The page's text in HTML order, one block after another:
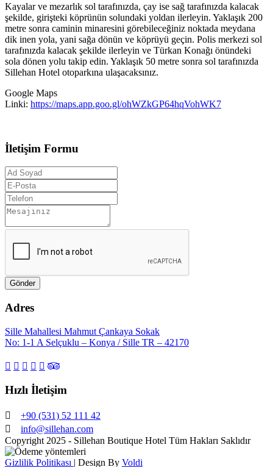
Kayalar ve mezarlık sol tarafınızda, çay ise sağ tarafınızda kalacak
şekilde, girişteki köprünün solundaki yoldan ilerleyin. Yaklaşık 200
metre sonra caminin minaresini görebileceğiniz noktada meydana
dik inen yola, yani sağa dönün ve köprüyü geçin. Polis merkezi sol
tarafınızda kalacak şekilde ilerleyin ve Türkan Konağı önündeki
sola dönen yolu takip edin. Yaklaşık 50 metre sonra sol tarafınızda
Sillehan Hotel otoparkına ulaşacaksınız.
Google Maps
Linki: https://maps.app.goo.gl/ohWZkGP64hqVohWK7
İletişim Formu
Adres
Sille Mahallesi Mahmut Çankaya Sokak
No: 1-1 A Selçuklu – Konya / Sille TR – 42170
Hızlı İletişim
+90 (531) 52 111 42
info@sillehan.com
Copyright 2025 - Sillehan Boutique Hotel Tüm Hakları Saklıdır
Gizlilik Politikası | Design By Voldi